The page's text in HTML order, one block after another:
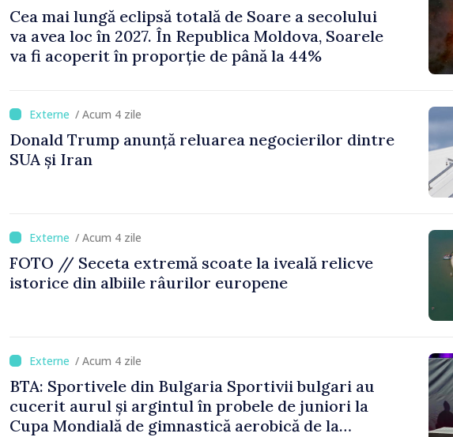
Cea mai lungă eclipsă totală de Soare a secolului
va avea loc în 2027. În Republica Moldova, Soarele
va fi acoperit în proporție de până la 44%
/ Acum 4 zile
Donald Trump anunță reluarea negocierilor dintre
SUA și Iran
/ Acum 4 zile
FOTO // Seceta extremă scoate la iveală relicve
istorice din albiile râurilor europene
/ Acum 4 zile
BTA: Sportivele din Bulgaria Sportivii bulgari au
cucerit aurul și argintul în probele de juniori la
Cupa Mondială de gimnastică aerobică de la